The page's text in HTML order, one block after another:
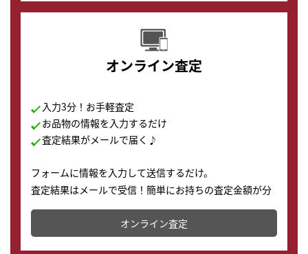
オンライン査定
入力3分！お手軽査定
お品物の情報を入力するだけ
査定結果がメールで届く♪
フォームに情報を入力して送信するだけ。
査定結果はメールで受信！簡単にお持ちの査定金額が分
かります。
オンライン査定